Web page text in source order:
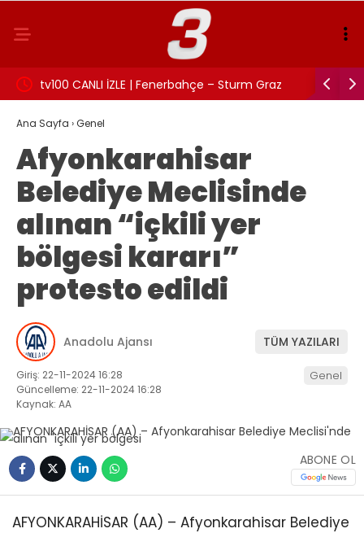
tv100 CANLI İZLE | Fenerbahçe – Sturm Graz
maçı izle!
Ana Sayfa ›Genel
Afyonkarahisar
Belediye Meclisinde
alınan “içkili yer
bölgesi kararı”
protesto edildi
Anadolu Ajansı TÜM YAZILARI
Giriş: 22-11-2024 16:28
Güncelleme: 22-11-2024 16:28
Kaynak: AA
Genel
ABONE OL
AFYONKARAHİSAR (AA) – Afyonkarahisar Belediye